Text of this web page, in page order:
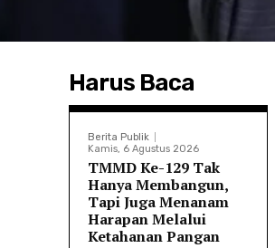
Harus Baca
Berita Publik
Kamis, 6 Agustus 2026
TMMD Ke-129 Tak
Hanya Membangun,
Tapi Juga Menanam
Harapan Melalui
Ketahanan Pangan